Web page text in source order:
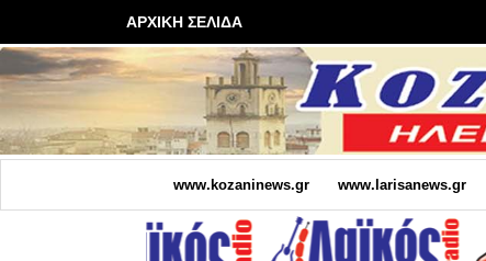
ΑΡΧΙΚΗ ΣΕΛΙΔΑ
www.kozaninews.gr www.larisanews.gr